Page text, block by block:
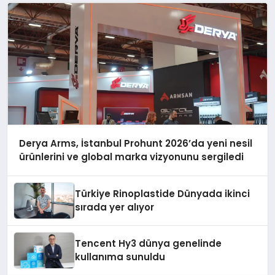
Derya Arms, İstanbul Prohunt 2026’da yeni nesil
ürünlerini ve global marka vizyonunu sergiledi
Türkiye Rinoplastide Dünyada ikinci
sırada yer alıyor
Tencent Hy3 dünya genelinde
kullanıma sunuldu